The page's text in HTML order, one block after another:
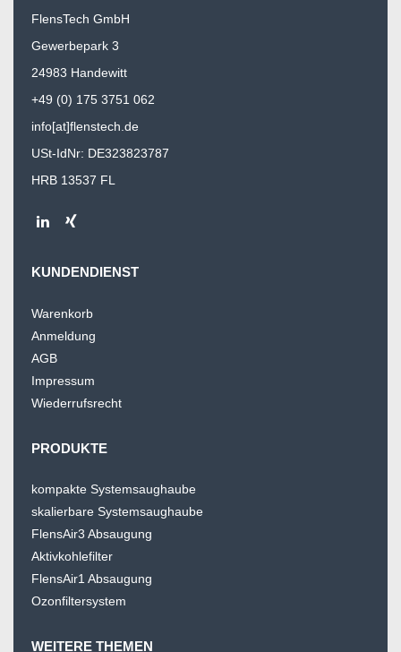
FlensTech GmbH
Gewerbepark 3
24983 Handewitt
+49 (0) 175 3751 062
info[at]flenstech.de
USt-IdNr: DE323823787
HRB 13537 FL
KUNDENDIENST
Warenkorb
Anmeldung
AGB
Impressum
Wiederrufsrecht
PRODUKTE
kompakte Systemsaughaube
skalierbare Systemsaughaube
FlensAir3 Absaugung
Aktivkohlefilter
FlensAir1 Absaugung
Ozonfiltersystem
WEITERE THEMEN